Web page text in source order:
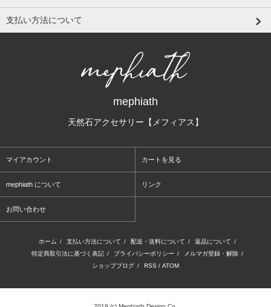
支払い方法について
mephiath
天然石アクセサリー【メフィアス】
マイアカウント カートを見る
mephiath について リンク
お問い合わせ
ホーム / 支払い方法について / 配送・送料について / 返品について /
特定商取引法に基づく表記 / プライバシーポリシー / メルマガ登録・解除 /
ショップブログ / RSS / ATOM